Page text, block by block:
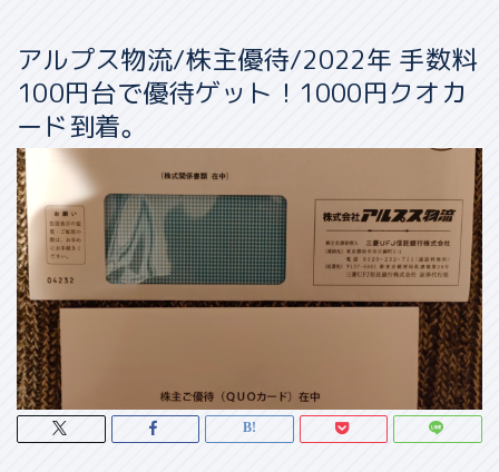
アルプス物流/株主優待/2022年 手数料
100円台で優待ゲット！1000円クオカ
ード到着。